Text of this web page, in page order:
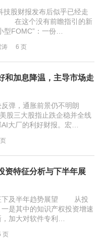
财报发布后似乎已经走
在这个没有前瞻指引的新
型FOMC”：一份…
涛 6 页
和加息降温，主导市场走
弹，通胀前景仍不明朗
三大股指止跌企稳并全线
大厂的利好财报。宏…
资特征分析与下半年展
下及半年趋势展望 从投
是其中的知识产权投资增速
加大对软件专利…
页